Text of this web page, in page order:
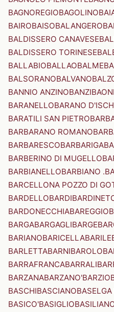
BAGNOREGIOBAGOLINO
BAIROBAISOBALANGERO
BALDISSERO CANAVESE
BALDISSERO TORINESE
BALLABIOBALLAOBALME
BALSORANOBALVANO
BANNIO ANZINOBANZI
BARANELLOBARANO
BARATILI SAN PIETRO
BARBARANO ROMANO
BARBARESCOBARBARIGA
BARBERINO DI MUGELLO
BARBIANELLOBARBIANO
BARCELLONA POZZO DI
BARDELLOBARDI
BARDONECCHIABAREGGIO
BARGABARGAGLIBARGE
BARIANOBARICELLABARILE
BARLETTABARNIBAROLO
BARRAFRANCABARRALI
BARZANABARZANO'BARZIO
BASCHIBASCIANO
BASICO'BASIGLIO